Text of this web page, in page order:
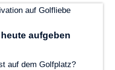
aufgeben
auf dem Golfplatz?